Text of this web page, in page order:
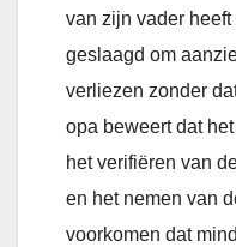
van zijn vader
geslaagd om
verliezen zonder
opa beweert dat
het verifiëren van
en het nemen van
voorkomen dat